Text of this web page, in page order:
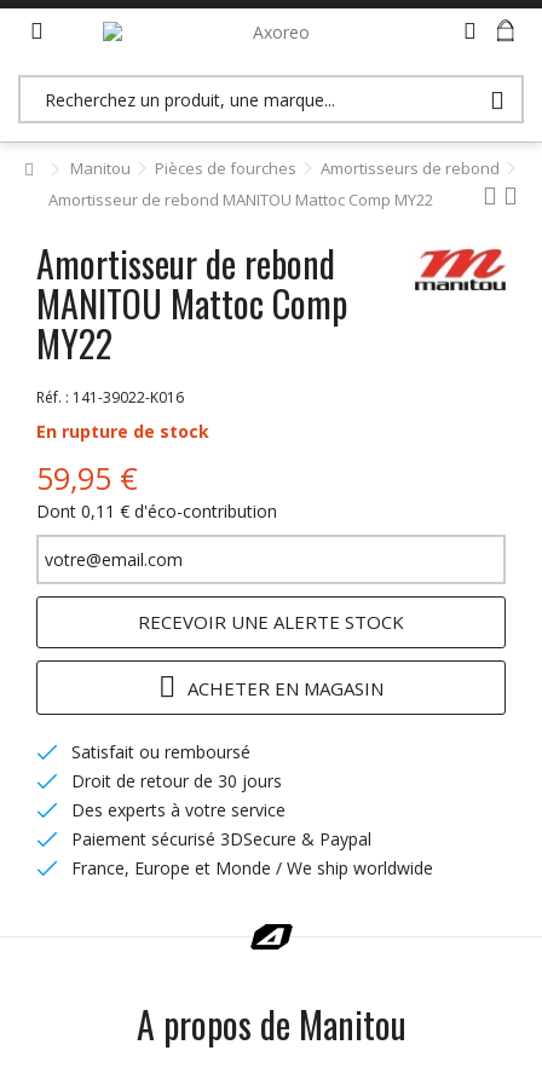
>> Accès revendeurs (B2B)
Manitou Pièces de fourches
Amortisseurs de rebond
Amortisseur de rebond MANITOU Mattoc Comp MY22
Amortisseur de rebond
MANITOU Mattoc Comp
MY22
Réf. : 141-39022-K016
En rupture de stock
59,95 €
Dont 0,11 € d'éco-contribution
RECEVOIR UNE ALERTE STOCK
ACHETER EN MAGASIN
Satisfait ou remboursé
Droit de retour de 30 jours
Des experts à votre service
Paiement sécurisé 3DSecure & Paypal
France, Europe et Monde / We ship worldwide
A propos de Manitou